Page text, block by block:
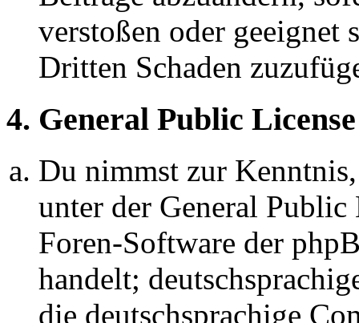
verstoßen oder geeignet
Dritten Schaden
4. General Public License
Du nimmst zur
unter der General
Foren-Software der
handelt;
die deutschsprachige